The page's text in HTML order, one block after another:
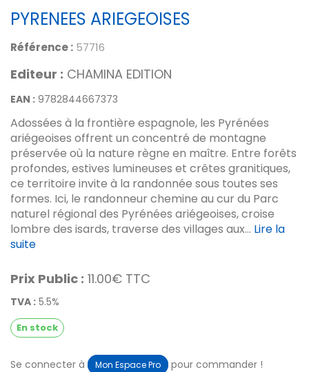
PYRENEES ARIEGEOISES
Référence : 57716
Editeur : CHAMINA EDITION
EAN : 9782844667373
Adossées à la frontière espagnole, les Pyrénées
ariégeoises offrent un concentré de montagne
préservée où la nature règne en maître. Entre forêts
profondes, estives lumineuses et crêtes granitiques,
ce territoire invite à la randonnée sous toutes ses
formes. Ici, le randonneur chemine au cur du Parc
naturel régional des Pyrénées ariégeoises, croise
lombre des isards, traverse des villages aux... Lire la
suite
Prix Public : 11.00€ TTC
TVA : 5.5%
En stock
Se connecter à Mon Espace Pro pour commander !